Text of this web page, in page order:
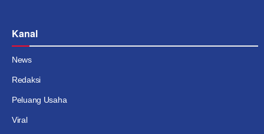
Kanal
News
Redaksi
Peluang Usaha
Viral